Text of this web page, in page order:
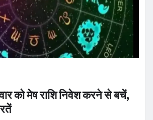
को मेष राशि निवेश करने से बचें,